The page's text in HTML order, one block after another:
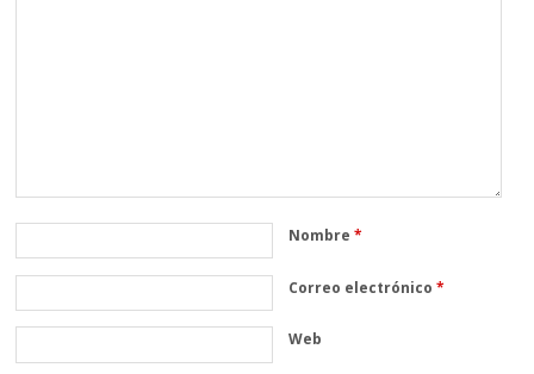
Nombre*
Correo electrónico*
Web